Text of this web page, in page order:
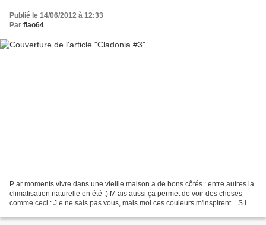
Publié le 14/06/2012 à 12:33
Par flao64
P ar moments vivre dans une vieille maison a de bons côtés : entre autres la
climatisation naturelle en été :) M ais aussi ça permet de voir des choses
comme ceci : J e ne sais pas vous, mais moi ces couleurs m'inspirent... S i je